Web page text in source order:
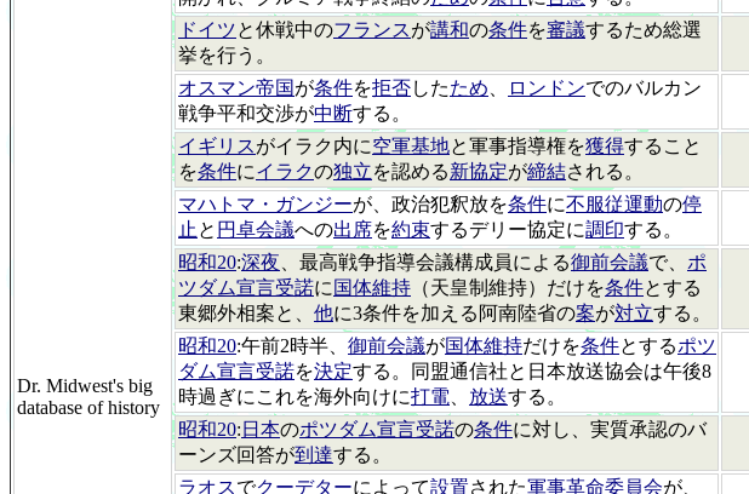
Dr. Midwest's big
database of history
ドイツと休戦中のフランスが講和の条件を審議するため総選
挙を行う。
オスマン帝国が条件を拒否したため ロンドンでのバルカン
戦争平和交渉が中断する。
イギリスがイラク内に空軍基地と軍事指導権を獲得すること
を条件にイラクの独立を認める新協定が締結される。
マハトマ・ガンジーが、政治犯釈放を条件に不服従運動の停
止 と 円卓会議への出席を約束するデリー協定に調印する。
昭和20:深夜 、最高戦争指導会議構成員による御前会議で、 ポ
ツダム宣言受諾に 国体維持 （天皇制維持）だけを条件とする
東郷外相案と、 他に3条件を加える阿南陸省の案が対立する。
昭和20:午前2時半、 御前会議が国体維持だけを条件とするポツ
ダム宣言受諾を決定する。同盟通信社と日本放送協会は午後8
時過ぎにこれを海外向けに打電 放送する。
昭和20: 日本のポツダム宣言受諾の条件に対し、実質承認のバ
ーンズ回答が到達する。
ラオスでクーデターによって設置された軍事革命委員会が、